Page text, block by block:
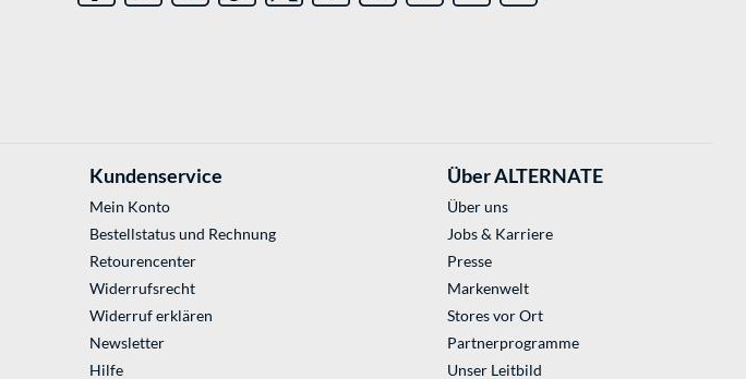
Kundenservice
Mein Konto
Bestellstatus und Rechnung
Retourencenter
Widerrufsrecht
Widerruf erklären
Newsletter
Hilfe
Über ALTERNATE
Über uns
Jobs & Karriere
Presse
Markenwelt
Stores vor Ort
Partnerprogramme
Unser Leitbild